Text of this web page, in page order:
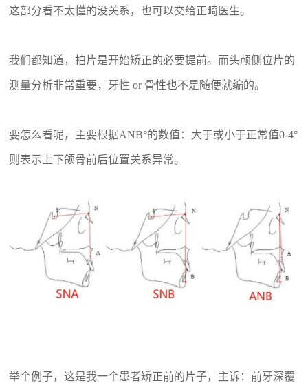
这部分看不太懂的没关系，也可以交给正畸医生。
我们都知道，拍片是开始矫正的必要提前。而头颅侧位片的
测量分析非常重要，牙性 or 骨性也不是随便就编的。
要怎么看呢，主要根据ANB°的数值：大于或小于正常值0-4°
则表示上下颌骨前后位置关系异常。
举个例子，这是我一个患者矫正前的片子，主诉：前牙深覆